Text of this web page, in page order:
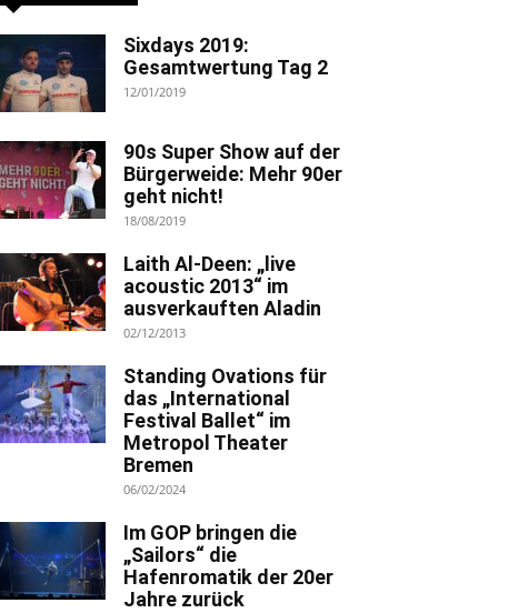
Sixdays 2019:
Gesamtwertung Tag 2
12/01/2019
90s Super Show auf der
Bürgerweide: Mehr 90er
geht nicht!
18/08/2019
Laith Al-Deen: „live
acoustic 2013“ im
ausverkauften Aladin
02/12/2013
Standing Ovations für
das „International
Festival Ballet“ im
Metropol Theater
Bremen
06/02/2024
Im GOP bringen die
„Sailors“ die
Hafenromatik der 20er
Jahre zurück